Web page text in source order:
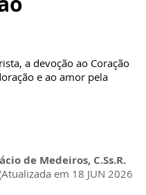
a devoção ao Coração
e ao amor pela
de Medeiros, C.Ss.R.
em 18 JUN 2026